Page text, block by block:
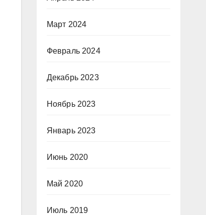
Март 2024
Февраль 2024
Декабрь 2023
Ноябрь 2023
Январь 2023
Июнь 2020
Май 2020
Июль 2019